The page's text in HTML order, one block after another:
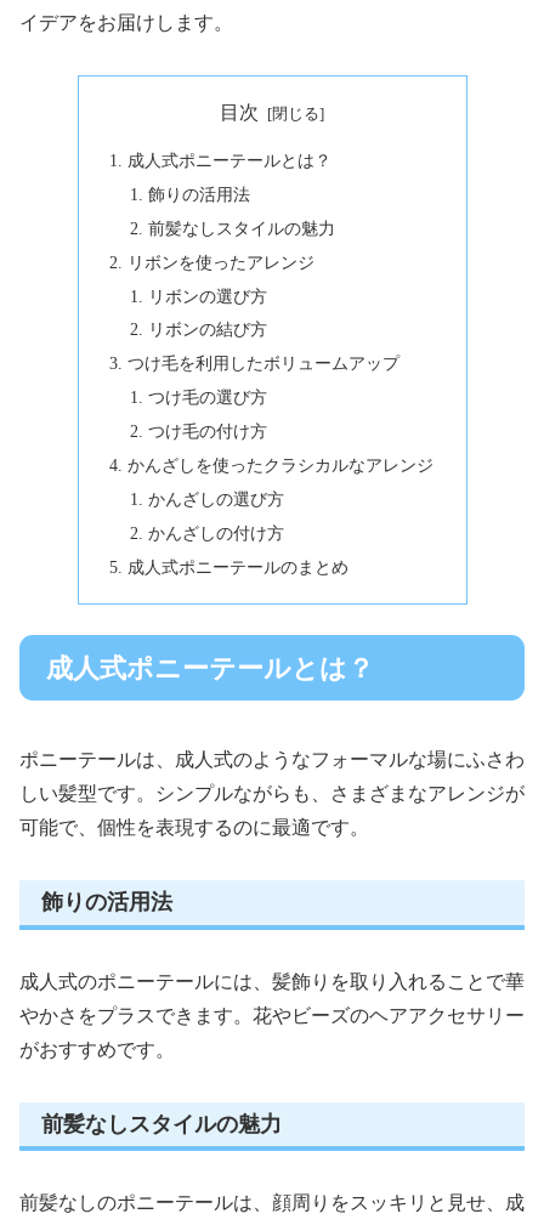
イデアをお届けします。
目次
成人式ポニーテールとは？
飾りの活用法
前髪なしスタイルの魅力
リボンを使ったアレンジ
リボンの選び方
リボンの結び方
つけ毛を利用したボリュームアップ
つけ毛の選び方
つけ毛の付け方
かんざしを使ったクラシカルなアレンジ
かんざしの選び方
かんざしの付け方
成人式ポニーテールのまとめ
成人式ポニーテールとは？
ポニーテールは、成人式のようなフォーマルな場にふさわ
しい髪型です。シンプルながらも、さまざまなアレンジが
可能で、個性を表現するのに最適です。
飾りの活用法
成人式のポニーテールには、髪飾りを取り入れることで華
やかさをプラスできます。花やビーズのヘアアクセサリー
がおすすめです。
前髪なしスタイルの魅力
前髪なしのポニーテールは、顔周りをスッキリと見せ、成